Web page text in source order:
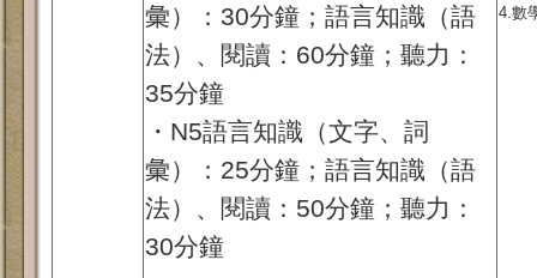
彙）：30分鐘；語言知識（語
法）、閱讀：60分鐘；聽力：
35分鐘
・N5語言知識（文字、詞
彙）：25分鐘；語言知識（語
法）、閱讀：50分鐘；聽力：
30分鐘
4.數